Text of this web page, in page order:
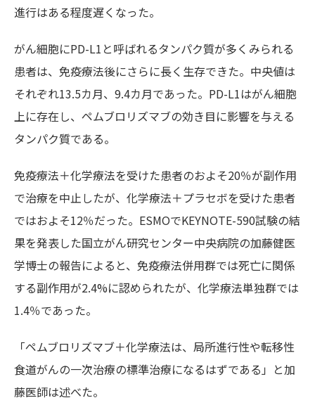
進行はある程度遅くなった。
がん細胞にPD-L1と呼ばれるタンパク質が多くみられる
患者は、免疫療法後にさらに長く生存できた。中央値は
それぞれ13.5カ月、9.4カ月であった。PD-L1はがん細胞
上に存在し、ペムブロリズマブの効き目に影響を与える
タンパク質である。
免疫療法＋化学療法を受けた患者のおよそ20％が副作用
で治療を中止したが、化学療法＋プラセボを受けた患者
ではおよそ12％だった。ESMOでKEYNOTE-590試験の結
果を発表した国立がん研究センター中央病院の加藤健医
学博士の報告によると、免疫療法併用群では死亡に関係
する副作用が2.4%に認められたが、化学療法単独群では
1.4％であった。
「ペムブロリズマブ＋化学療法は、局所進行性や転移性
食道がんの一次治療の標準治療になるはずである」と加
藤医師は述べた。